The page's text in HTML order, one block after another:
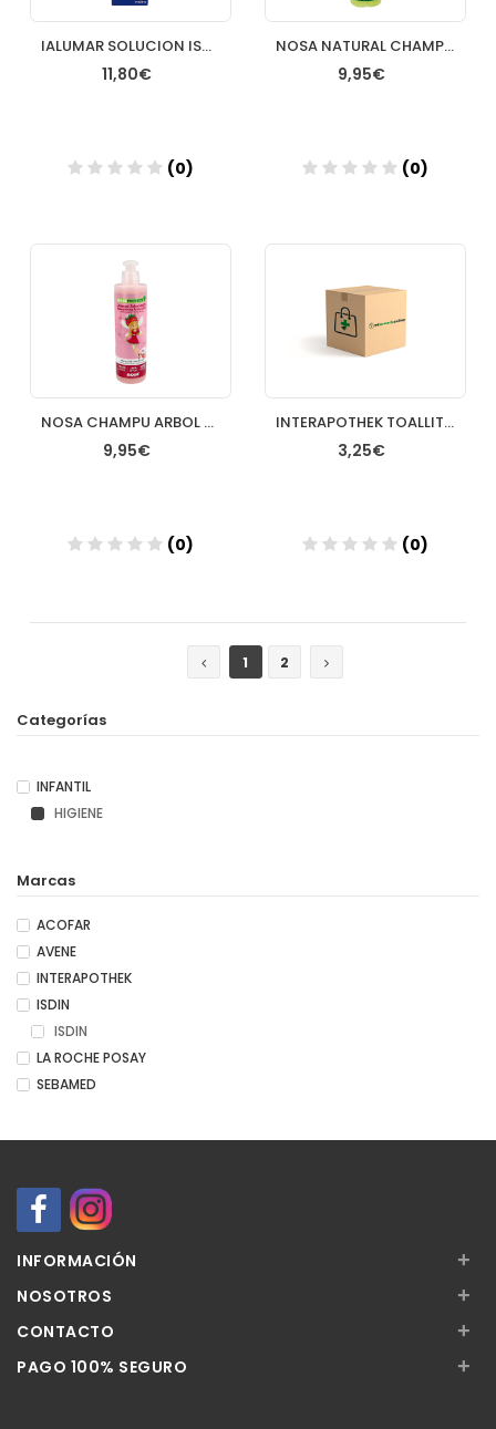
IALUMAR SOLUCION ISOTONICA 100 ML
11,80€
(0)
Añadir
NOSA NATURAL CHAMPU ACEITE DEL ARBOL DEL TE MANZANA
9,95€
(0)
NOSA CHAMPU ARBOL TE ROSA 250
9,95€
(0)
INTERAPOTHEK TOALLITAS HUMEDAS BEBE 80 TOALLITAS C
3,25€
(0)
1
2
Categorías
INFANTIL
HIGIENE
Marcas
ACOFAR
AVENE
INTERAPOTHEK
ISDIN
ISDIN
LA ROCHE POSAY
SEBAMED
INFORMACIÓN +
NOSOTROS +
CONTACTO +
PAGO 100% SEGURO +